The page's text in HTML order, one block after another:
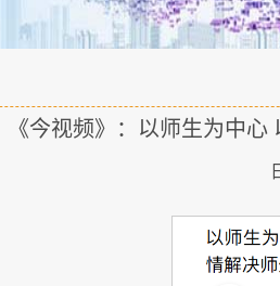
《今视频》：以师生为中